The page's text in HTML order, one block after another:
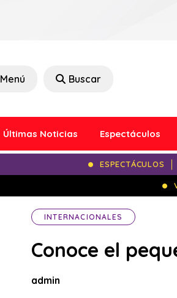
Menú Buscar
Últimas Noticias Espectáculos
ESPECTÁCULOS
INTERNACIONALES
Conoce el
admin